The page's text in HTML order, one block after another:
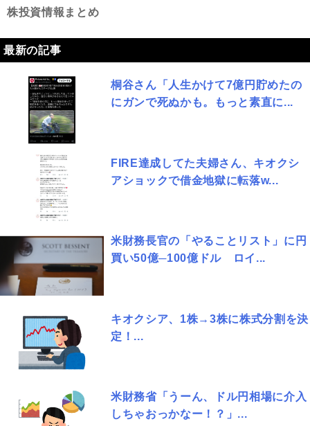
株投資情報まとめ
最新の記事
桐谷さん「人生かけて7億円貯めたの
にガンで死ぬかも。もっと素直に...
FIRE達成してた夫婦さん、キオクシ
アショックで借金地獄に転落w...
米財務長官の「やることリスト」に円
買い50億─100億ドル ロイ...
キオクシア、1株→3株に株式分割を決
定！...
米財務省「うーん、ドル円相場に介入
しちゃおっかなー！？」...